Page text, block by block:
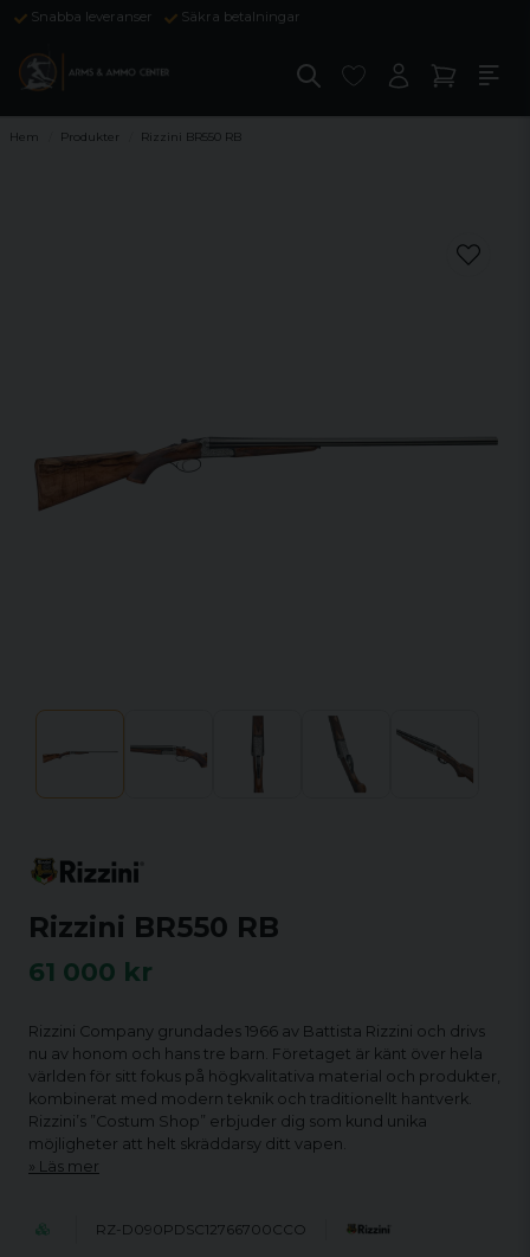
Snabba leveranser Säkra betalningar
Hem Produkter Rizzini BR550 RB
Rizzini BR550 RB
61 000 kr
Rizzini Company grundades 1966 av Battista Rizzini och drivs
nu av honom och hans tre barn. Företaget är känt över hela
världen för sitt fokus på högkvalitativa material och produkter,
kombinerat med modern teknik och traditionellt hantverk.
Rizzini’s ”Costum Shop” erbjuder dig som kund unika
möjligheter att helt skräddarsy ditt vapen.
Läs mer
RZ-D090PDSC12766700CCO